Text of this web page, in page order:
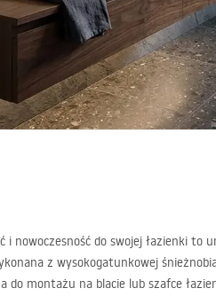
i nowoczesność do swojej łazienki to
z wysokogatunkowej
do montażu na blacie lub szafce